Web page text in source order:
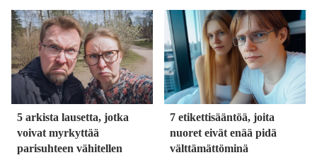
5 arkista lausetta, jotka
voivat myrkyttää
parisuhteen vähitellen
7 etikettisääntöä, joita
nuoret eivät enää pidä
välttämättöminä